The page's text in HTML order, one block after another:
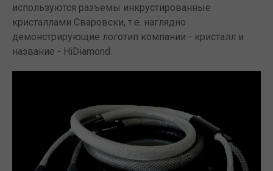
используются разъемы инкрустированные
кристаллами Сваровски, т.е. наглядно
демонстрирующие логотип компании - кристалл и
название - HiDiamond.